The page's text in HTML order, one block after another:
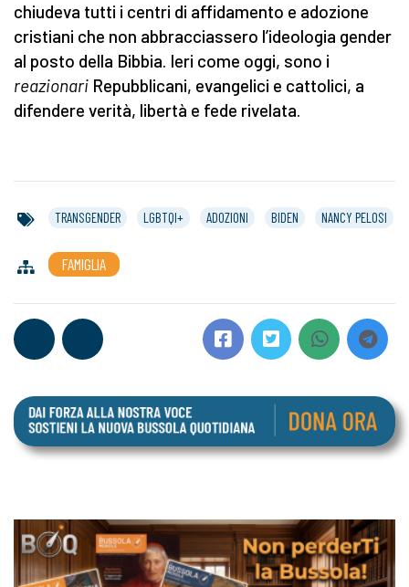
chiudeva tutti i centri di affidamento e adozione
cristiani che non abbracciassero l’ideologia gender
al posto della Bibbia. Ieri come oggi, sono i
reazionari Repubblicani, evangelici e cattolici, a
difendere verità, libertà e fede rivelata.
TRANSGENDER LGBTQI+ ADOZIONI BIDEN NANCY PELOSI
FAMIGLIA